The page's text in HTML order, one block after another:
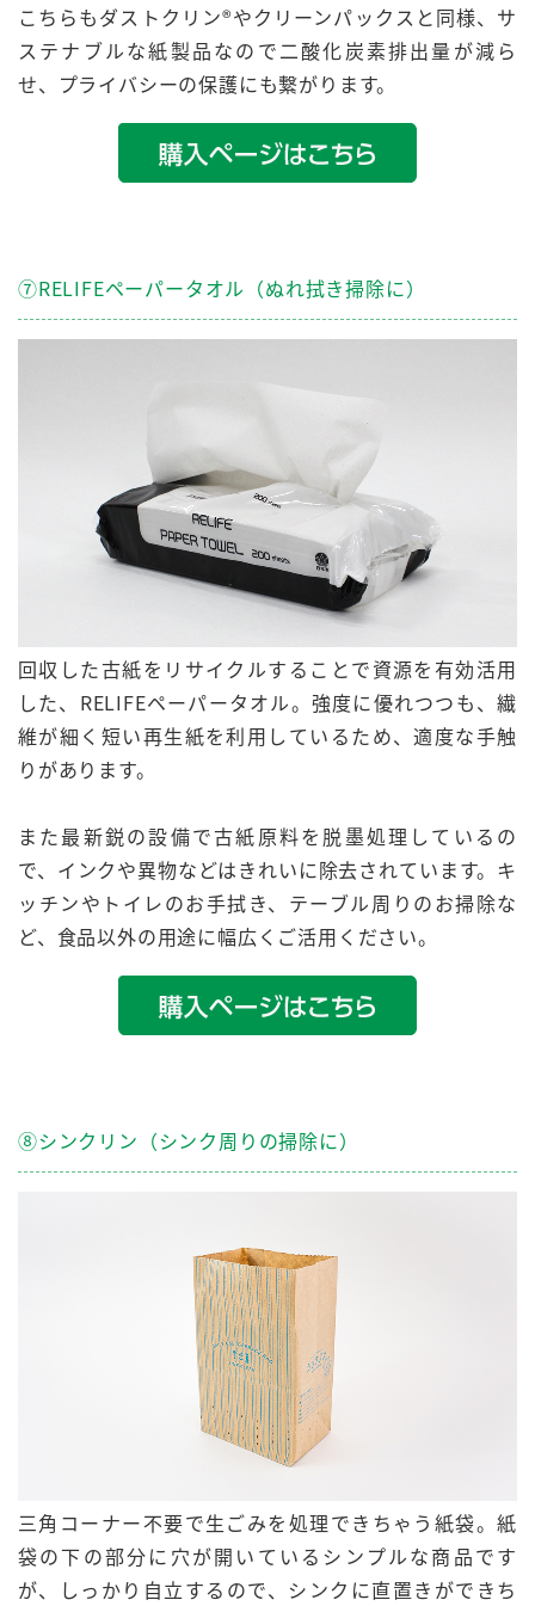
こちらもダストクリン®︎やクリーンパックスと同様、サ
ステナブルな紙製品なので二酸化炭素排出量が減ら
せ、プライバシーの保護にも繋がります。
⑦RELIFEペーパータオル（ぬれ拭き掃除に）
回収した古紙を リサイクルすることで資源を有効活用
した、RELIFEペーパータオル。強度に優れつつも、繊
維が細く短い再生紙を利用しているため、適度な手触
りがあります。
また最新鋭の設備で古紙原料を脱墨処理しているの
で、インクや異物などはきれいに除去されています。キ
ッチンやトイレのお手拭き、テーブル周りのお掃除な
ど、食品以外の用途に幅広くご活用ください。
⑧シンクリン（シンク周りの掃除に）
三角コーナー不要で生ごみを処理できちゃう紙袋。紙
袋の下の部分に穴が開いているシンプルな商品です
が、しっかり自立するので、シンクに直置きができち